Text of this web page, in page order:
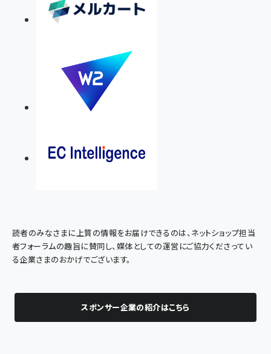
読者のみなさまに上質の情報をお届けできるのは、ネットショップ担当
者フォーラムの趣旨に賛同し、媒体としての運営にご協力くださってい
る企業さまのおかげでございます。
スポンサー企業の紹介はこちら